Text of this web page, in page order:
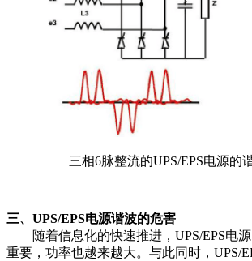
三相6脉整流的UPS/EPS电源的
三、UPS/EPS电源谐波的危害
随着信息化的快速推进，UPS/EPS电源
重要，功率也越来越大。与此同时，UPS/